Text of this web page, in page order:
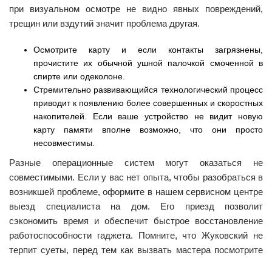
при визуальном осмотре не видно явных повреждений,
трещин или вздутий значит проблема другая.
Осмотрите карту и если контакты загрязнены,
прочистите их обычной ушной палочкой смоченной в
спирте или одеколоне.
Стремительно развивающийся технологический процесс
приводит к появлению более совершенных и скоростных
накопителей. Если ваше устройство не видит новую
карту памяти вполне возможно, что они просто
несовместимы.
Разные операционные систем могут оказаться не
совместимыми. Если у вас нет опыта, чтобы разобраться в
возникшей проблеме, оформите в нашем сервисном центре
выезд специалиста на дом. Его приезд позволит
сэкономить время и обеспечит быстрое восстановление
работоспособности гаджета. Помните, что Жуковский не
терпит суеты, перед тем как вызвать мастера посмотрите